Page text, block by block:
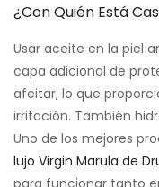
¿Con Quién Está
Usar aceite en la piel
capa adicional de
afeitar, lo que
irritación. También
Uno de los mejores
lujo Virgin Marula de
para funcionar tanto